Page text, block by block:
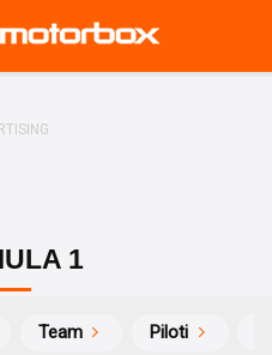
1
Team Piloti